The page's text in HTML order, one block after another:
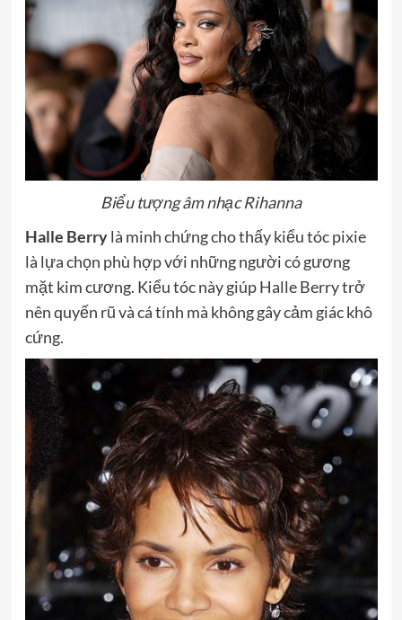
Biểu tượng âm nhạc Rihanna
Halle Berrylà minh chứng cho thấy kiểu tóc pixie
là lựa chọn phù hợp với những người có gương
mặt kim cương. Kiểu tóc này giúp Halle Berry trở
nên quyến rũ và cá tính mà không gây cảm giáckhô
cứng.